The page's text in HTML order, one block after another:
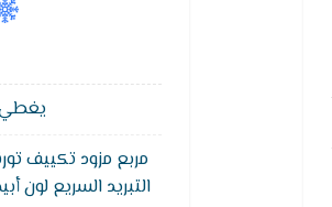
يغطي
مربع مزود تكييف
التبريد السريع لون